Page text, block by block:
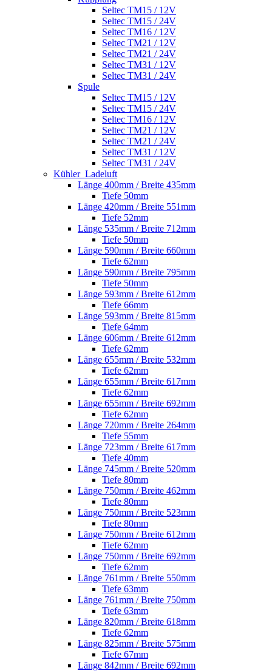
Seltec TM15 / 12V
Seltec TM15 / 24V
Seltec TM16 / 12V
Seltec TM21 / 12V
Seltec TM21 / 24V
Seltec TM31 / 12V
Seltec TM31 / 24V
Spule
Seltec TM15 / 12V
Seltec TM15 / 24V
Seltec TM16 / 12V
Seltec TM21 / 12V
Seltec TM21 / 24V
Seltec TM31 / 12V
Seltec TM31 / 24V
Kühler_Ladeluft
Länge 400mm / Breite 435mm
Tiefe 50mm
Länge 420mm / Breite 551mm
Tiefe 52mm
Länge 535mm / Breite 712mm
Tiefe 50mm
Länge 590mm / Breite 660mm
Tiefe 62mm
Länge 590mm / Breite 795mm
Tiefe 50mm
Länge 593mm / Breite 612mm
Tiefe 66mm
Länge 593mm / Breite 815mm
Tiefe 64mm
Länge 606mm / Breite 612mm
Tiefe 62mm
Länge 655mm / Breite 532mm
Tiefe 62mm
Länge 655mm / Breite 617mm
Tiefe 62mm
Länge 655mm / Breite 692mm
Tiefe 62mm
Länge 720mm / Breite 264mm
Tiefe 55mm
Länge 723mm / Breite 617mm
Tiefe 40mm
Länge 745mm / Breite 520mm
Tiefe 80mm
Länge 750mm / Breite 462mm
Tiefe 80mm
Länge 750mm / Breite 523mm
Tiefe 80mm
Länge 750mm / Breite 612mm
Tiefe 62mm
Länge 750mm / Breite 692mm
Tiefe 62mm
Länge 761mm / Breite 550mm
Tiefe 63mm
Länge 761mm / Breite 750mm
Tiefe 63mm
Länge 820mm / Breite 618mm
Tiefe 62mm
Länge 825mm / Breite 575mm
Tiefe 67mm
Länge 842mm / Breite 692mm